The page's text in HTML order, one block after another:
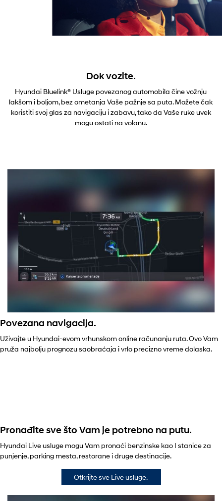
Dok vozite.
Hyundai Bluelink® Usluge povezanog automobila čine vožnju
lakšom i boljom, bez ometanja Vaše pažnje sa puta. Možete čak
koristiti svoj glas za navigaciju i zabavu, tako da Vaše ruke uvek
mogu ostati na volanu.
Povezana navigacija.
Uživajte u Hyundai-evom vrhunskom online računanju ruta. Ovo Vam
pruža najbolju prognozu saobraćaja i vrlo precizno vreme dolaska.
Pronađite sve što Vam je potrebno na putu.
Hyundai Live usluge mogu Vam pronaći benzinske kao I stanice za
punjenje, parking mesta, restorane i druge destinacije.
Otkrijte sve Live usluge.